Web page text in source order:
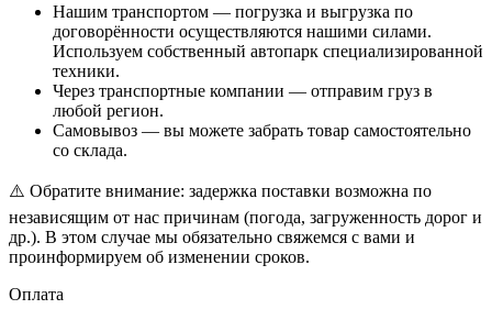
Нашим транспортом — погрузка и выгрузка по
договорённости осуществляются нашими силами.
Используем собственный автопарк специализированной
техники.
Через транспортные компании — отправим груз в
любой регион.
Самовывоз — вы можете забрать товар самостоятельно
со склада.
⚠️ Обратите внимание: задержка поставки возможна по
независящим от нас причинам (погода, загруженность дорог и
др.). В этом случае мы обязательно свяжемся с вами и
проинформируем об изменении сроков.
Оплата